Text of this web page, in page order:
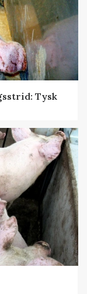
Tysk